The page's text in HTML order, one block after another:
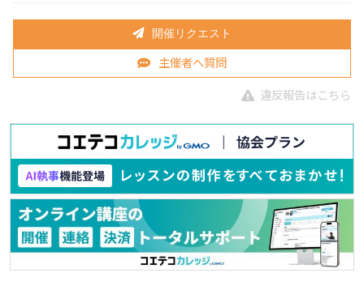
開催リクエスト
主催者へ質問
違反報告はこちら